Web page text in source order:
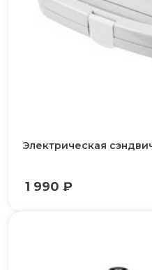
Электрическая
1 990 ₽